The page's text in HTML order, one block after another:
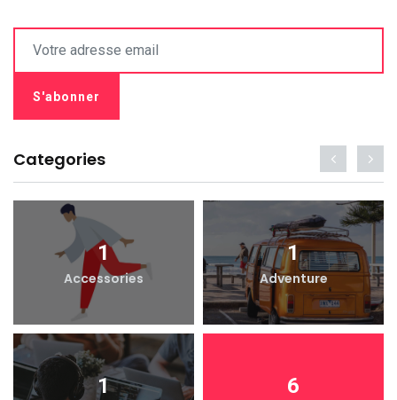
Categories
1
Accessories
1
Adventure
1 6